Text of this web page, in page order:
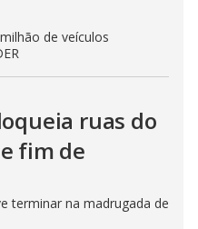
de veículos
ruas do
fim de
terminar na madrugada de